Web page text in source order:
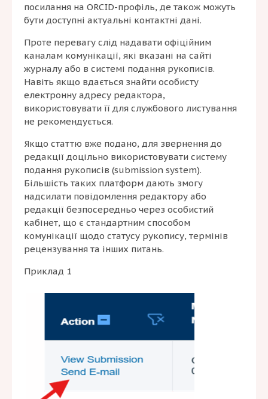
посилання на ORCID-профіль, де також можуть
бути доступні актуальні контактні дані.
Проте перевагу слід надавати офіційним
каналам комунікації, які вказані на сайті
журналу або в системі подання рукописів.
Навіть якщо вдається знайти особисту
електронну адресу редактора,
використовувати її для службового листування
не рекомендується.
Якщо статтю вже подано, для звернення до
редакції доцільно використовувати систему
подання рукописів (submission system).
Більшість таких платформ дають змогу
надсилати повідомлення редактору або
редакції безпосередньо через особистий
кабінет, що є стандартним способом
комунікації щодо статусу рукопису, термінів
рецензування та інших питань.
Приклад 1